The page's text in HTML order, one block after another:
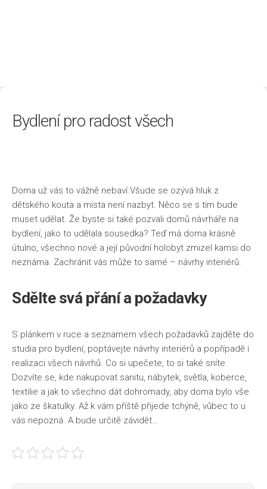
Bydlení pro radost všech
Doma už vás to vážně nebaví.Všude se ozývá hluk z
dětského kouta a místa není nazbyt. Něco se s tím bude
muset udělat. Že byste si také pozvali domů návrháře na
bydlení, jako to udělala sousedka? Teď má doma krásně
útulno, všechno nové a její původní holobyt zmizel kamsi do
neznáma. Zachránit vás může to samé – návrhy interiérů.
Sdělte svá přání a požadavky
S plánkem v ruce a seznamem všech požadavků zajděte do
studia pro bydlení, poptávejte návrhy interiérů a popřípadě i
realizaci všech návrhů. Co si upečete, to si také sníte.
Dozvíte se, kde nakupovat sanitu, nábytek, světla, koberce,
textilie a jak to všechno dát dohromady, aby doma bylo vše
jako ze škatulky. Až k vám příště přijede tchýně, vůbec to u
vás nepozná. A bude určitě závidět…